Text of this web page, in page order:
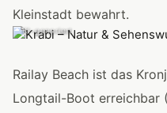
Kleinstadt bewahrt.
KI-generiert
Railay Beach ist das
Longtail-Boot erreichbar